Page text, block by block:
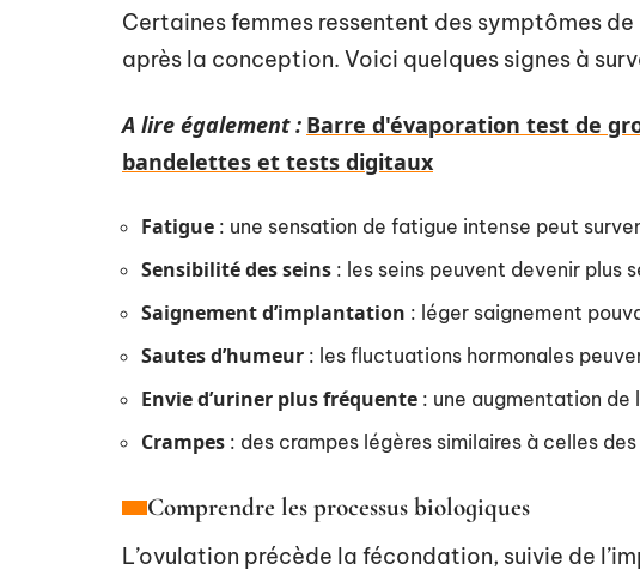
Certaines femmes ressentent des symptômes
après la conception. Voici quelques signes à
A lire également : Barre d'évaporation test de
bandelettes et tests digitaux
Fatigue : une sensation de fatigue intense peut
Sensibilité des seins : les seins peuvent devenir plus
Saignement d’implantation : léger saignement
Sautes d’humeur : les fluctuations hormonales
Envie d’uriner plus fréquente : une augmentation
Crampes : des crampes légères similaires à celles
Comprendre les processus biologiques
L’ovulation précède la fécondation, suivie de